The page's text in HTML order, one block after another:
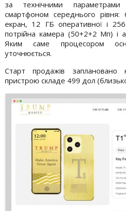
за технічними
смартфоном середнього
екран, 12 ГБ оперативної і
потрійна камера (50+2+2 Мп) і
Яким саме процесором
уточнюється.
Старт продажів заплановано
пристрою складе 499 дол